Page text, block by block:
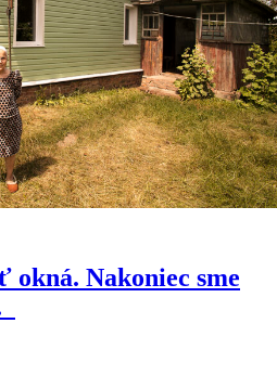
okná. Nakoniec sme